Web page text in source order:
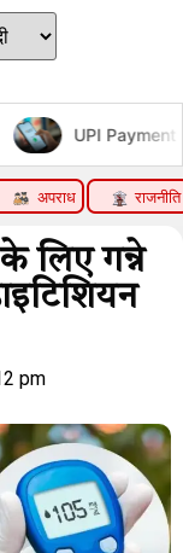
Payment
अपराध राजनीति
लिए गन्ने
pm